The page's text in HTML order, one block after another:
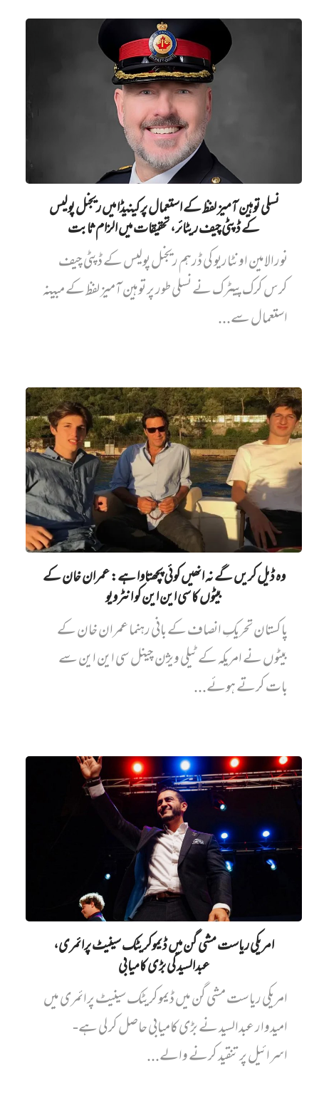
نسلی توہین آمیز لفظ کے استعمال پر کینیڈا میں ریجنل پولیس
کے ڈپٹی چیف ریٹائر، تحقیقات میں الزام ثابت
نورالامین اونٹاریو کی ڈرہم ریجنل پولیس کے ڈپٹی چیف
کرس کرک پیٹرک نے نسلی طور پر توہین آمیز لفظ کے مبینہ
استعمال سے...
وہ ڈیل کریں گے نہ انھیں کوئی پچھتاوا ہے: عمران خان کے
بیٹوں کا سی این این کو انٹرویو
پاکستان تحریکِ انصاف کے بانی رہنما عمران خان کے
بیٹوں نے امریکہ کے ٹیلی ویژن چینل سی این این سے
بات کرتے ہوئے...
امریکی ریاست مشی گن میں ڈیموکریٹک سینیٹ پرائمری،
عبدالسید کی بڑی کامیابی
امریکی ریاست مشی گن میں ڈیموکریٹک سینیٹ پرائمری میں‌
امیدوار عبدالسید نے بڑی کامیابی حاصل کر لی ہے-
اسرائیل پر تنقید کرنے والے...